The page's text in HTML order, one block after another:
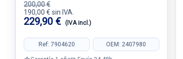
200,00 €
190,00 € sin IVA.
229,90 € (IVA incl.)
Ref: 7904620 OEM: 2407980